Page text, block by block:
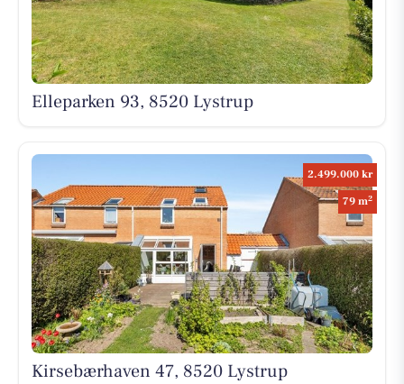
Elleparken 93, 8520 Lystrup
2.499.000 kr
79 m2
Kirsebærhaven 47, 8520 Lystrup